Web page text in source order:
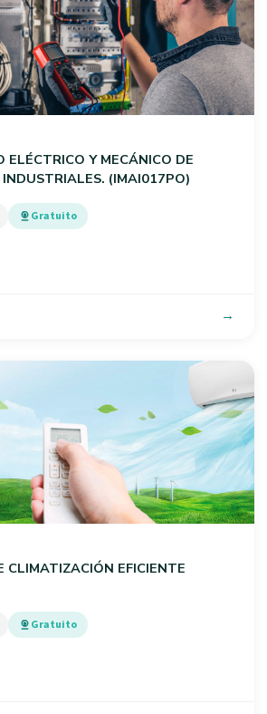
ELÉCTRICO Y MECÁNICO DE
(IMAI017PO)
Gratuito
CLIMATIZACIÓN EFICIENTE
Gratuito